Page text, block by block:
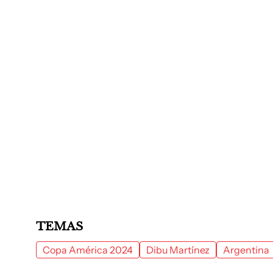
TEMAS
Copa América 2024 Dibu Martínez Argentina